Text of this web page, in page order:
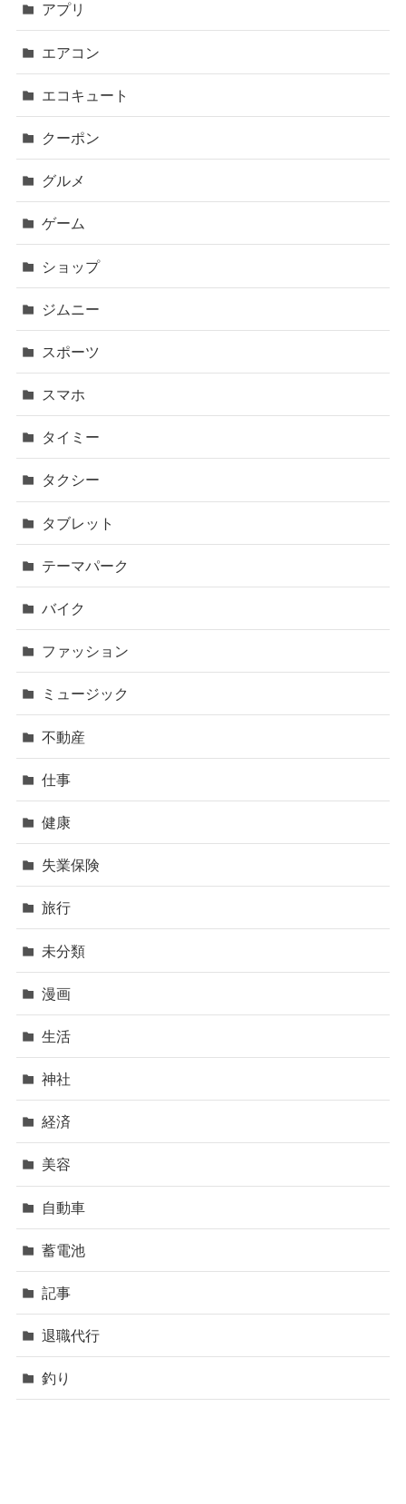
アプリ
エアコン
エコキュート
クーポン
グルメ
ゲーム
ショップ
ジムニー
スポーツ
スマホ
タイミー
タクシー
タブレット
テーマパーク
バイク
ファッション
ミュージック
不動産
仕事
健康
失業保険
旅行
未分類
漫画
生活
神社
経済
美容
自動車
蓄電池
記事
退職代行
釣り